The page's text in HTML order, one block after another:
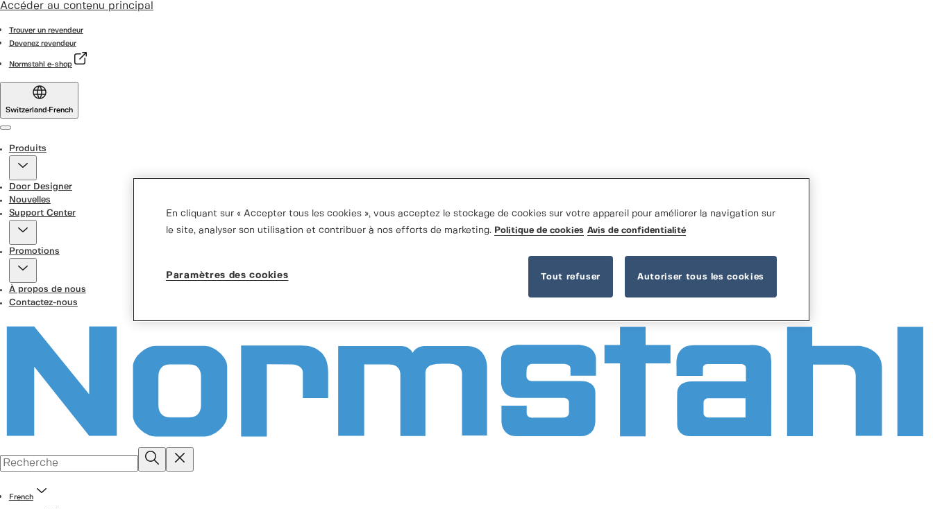
Accéder au contenu principal
Trouver un revendeur
Devenez revendeur
Normstahl e-shop
Switzerland ·French
Produits
Door Designer
Nouvelles
Support Center
Promotions
À propos de nous
Contactez-nous
French
En cliquant sur « Accepter tous les cookies », vous acceptez le stockage de cookies sur votre appareil pour améliorer la navigation sur
le site, analyser son utilisation et contribuer à nos efforts de marketing. Politique de cookies Avis de confidentialité
Paramètres des cookies Tout refuser Autoriser tous les cookies